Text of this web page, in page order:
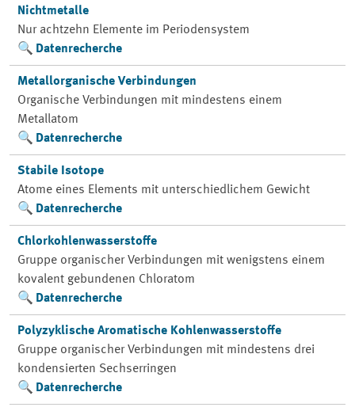
Nichtmetalle
Nur achtzehn Elemente im Periodensystem
Datenrecherche
Metallorganische Verbindungen
Organische Verbindungen mit mindestens einem
Metallatom
Datenrecherche
Stabile Isotope
Atome eines Elements mit unterschiedlichem Gewicht
Datenrecherche
Chlorkohlenwasserstoffe
Gruppe organischer Verbindungen mit wenigstens einem
kovalent gebundenen Chloratom
Datenrecherche
Polyzyklische Aromatische Kohlenwasserstoffe
Gruppe organischer Verbindungen mit mindestens drei
kondensierten Sechserringen
Datenrecherche